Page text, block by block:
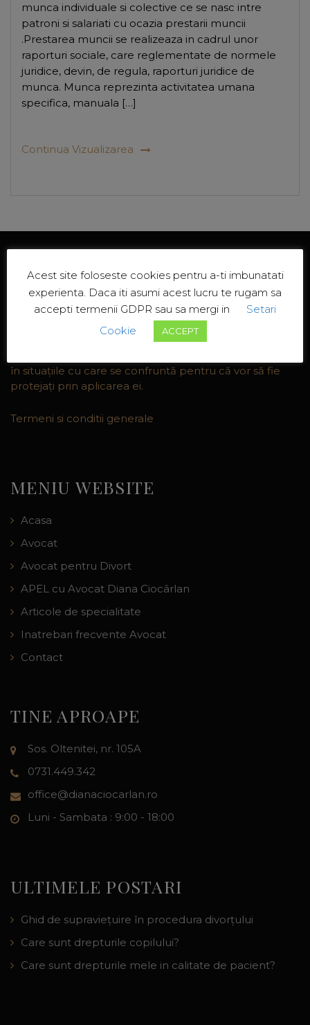
munca individuale si colective ce se nasc intre
patroni si salariati cu ocazia prestarii muncii
.Prestarea muncii se realizeaza in cadrul unor
raporturi sociale, care reglementate de normele
juridice, devin, de regula, raporturi juridice de
munca. Munca reprezinta activitatea umana
specifica, manuala […]
Continua Vizualizarea
în situaţiile cu care se confruntă pentru că vor să fie
protejaţi prin aplicarea ei.
Termeni si conditii generale
MENIU WEBSITE
Acasa
Avocat
Avocat pentru Divort
APEL cu Avocat Diana Ciocârlan
Articole de specialitate
Inatrebari frecvente Avocat
Contact
TINE APROAPE
Sos. Oltenitei, nr. 105A
0731.449.342
office@dianaciocarlan.ro
Luni - Sambata : 9:00 - 18:00
ULTIMELE POSTARI
Ghid de supraviețuire în procedura divorțului
Care sunt drepturile copilului?
Care sunt drepturile mele in calitate de pacient?
Acest site foloseste cookies pentru a-ti imbunatati
experienta. Daca iti asumi acest lucru te rugam sa
accepti termenii GDPR sau sa mergi in
Setari
Cookie
ACCEPT